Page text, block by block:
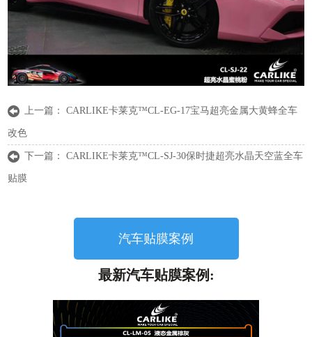
上一篇：CARLIKE卡莱克™CL-EG-17宝马超亮金属大黄蜂全车
改色
下一篇：CARLIKE卡莱克™CL-SJ-30保时捷超亮水晶天空蓝全车
贴膜
汽车贴膜案例
最新汽车贴膜案例: